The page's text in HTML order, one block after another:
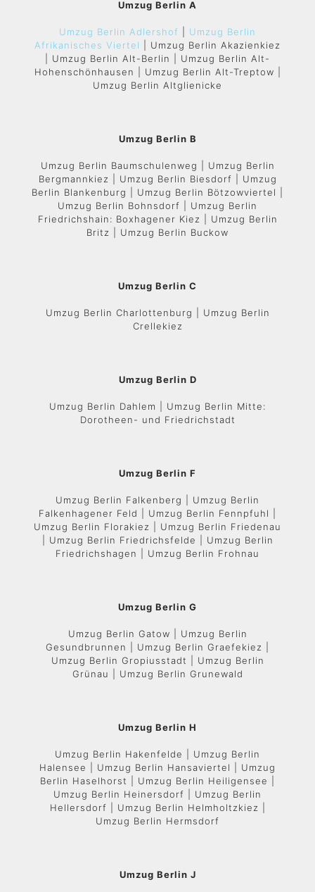
Umzug Berlin A
Umzug Berlin Adlershof
Umzug Berlin
Afrikanisches Viertel
| Umzug Berlin Akazienkiez
| Umzug Berlin Alt-Berlin | Umzug Berlin Alt-
Hohenschönhausen | Umzug Berlin Alt-Treptow |
Umzug Berlin Altglienicke
Umzug Berlin B
Umzug Berlin Baumschulenweg | Umzug Berlin
Bergmannkiez | Umzug Berlin Biesdorf | Umzug
Berlin Blankenburg | Umzug Berlin Bötzowviertel |
Umzug Berlin Bohnsdorf | Umzug Berlin
Friedrichshain: Boxhagener Kiez | Umzug Berlin
Britz | Umzug Berlin Buckow
Umzug Berlin C
Umzug Berlin Charlottenburg | Umzug Berlin
Crellekiez
Umzug Berlin D
Umzug Berlin Dahlem | Umzug Berlin Mitte:
Dorotheen- und Friedrichstadt
Umzug Berlin F
Umzug Berlin Falkenberg | Umzug Berlin
Falkenhagener Feld | Umzug Berlin Fennpfuhl |
Umzug Berlin Florakiez | Umzug Berlin Friedenau
| Umzug Berlin Friedrichsfelde | Umzug Berlin
Friedrichshagen | Umzug Berlin Frohnau
Umzug Berlin G
Umzug Berlin Gatow | Umzug Berlin
Gesundbrunnen | Umzug Berlin Graefekiez |
Umzug Berlin Gropiusstadt | Umzug Berlin
Grünau | Umzug Berlin Grunewald
Umzug Berlin H
Umzug Berlin Hakenfelde | Umzug Berlin
Halensee | Umzug Berlin Hansaviertel | Umzug
Berlin Haselhorst | Umzug Berlin Heiligensee |
Umzug Berlin Heinersdorf | Umzug Berlin
Hellersdorf | Umzug Berlin Helmholtzkiez |
Umzug Berlin Hermsdorf
Umzug Berlin J